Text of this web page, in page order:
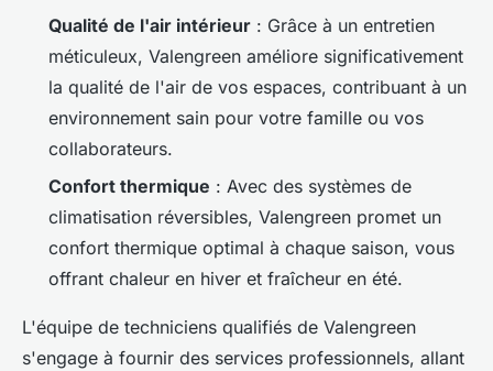
Qualité de l'air intérieur : Grâce à un entretien
méticuleux, Valengreen améliore significativement
la qualité de l'air de vos espaces, contribuant à un
environnement sain pour votre famille ou vos
collaborateurs.
Confort thermique : Avec des systèmes de
climatisation réversibles, Valengreen promet un
confort thermique optimal à chaque saison, vous
offrant chaleur en hiver et fraîcheur en été.
L'équipe de techniciens qualifiés de Valengreen
s'engage à fournir des services professionnels, allant